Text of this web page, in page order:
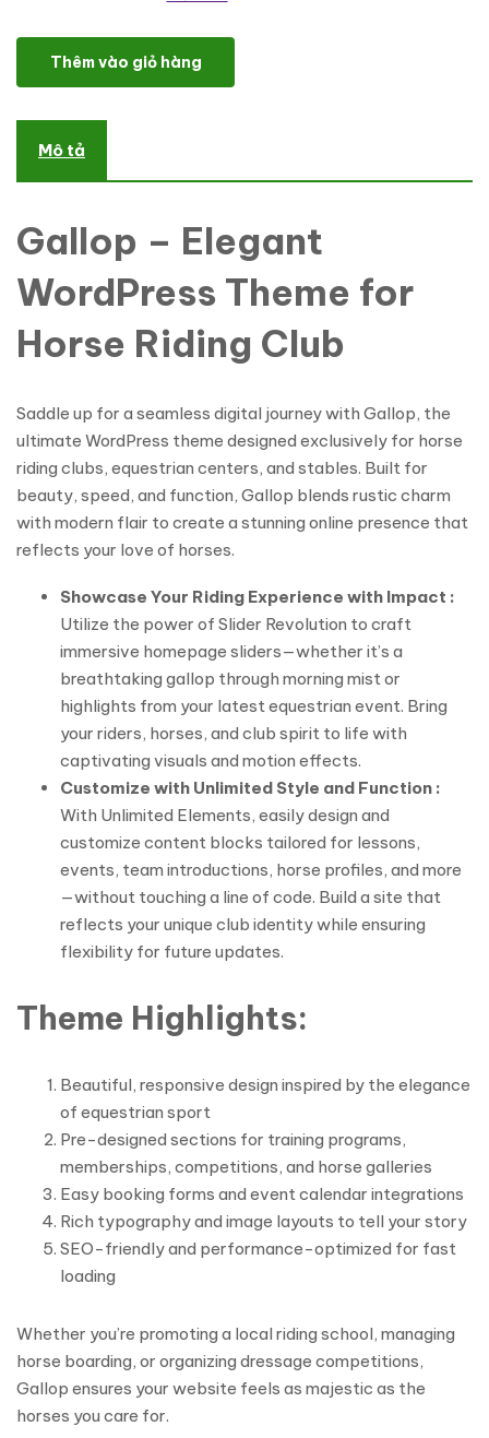
Gallop - Horse Riding Club WordPress Theme số lượng
Thêm vào giỏ hàng
Mô tả
Gallop – Elegant
WordPress Theme for
Horse Riding Club
Saddle up for a seamless digital journey with Gallop, the
ultimate WordPress theme designed exclusively for horse
riding clubs, equestrian centers, and stables. Built for
beauty, speed, and function, Gallop blends rustic charm
with modern flair to create a stunning online presence that
reflects your love of horses.
Showcase Your Riding Experience with Impact :
Utilize the power of Slider Revolution to craft
immersive homepage sliders—whether it’s a
breathtaking gallop through morning mist or
highlights from your latest equestrian event. Bring
your riders, horses, and club spirit to life with
captivating visuals and motion effects.
Customize with Unlimited Style and Function :
With Unlimited Elements, easily design and
customize content blocks tailored for lessons,
events, team introductions, horse profiles, and more
—without touching a line of code. Build a site that
reflects your unique club identity while ensuring
flexibility for future updates.
Theme Highlights:
Beautiful, responsive design inspired by the elegance
of equestrian sport
Pre-designed sections for training programs,
memberships, competitions, and horse galleries
Easy booking forms and event calendar integrations
Rich typography and image layouts to tell your story
SEO-friendly and performance-optimized for fast
loading
Whether you’re promoting a local riding school, managing
horse boarding, or organizing dressage competitions,
Gallop ensures your website feels as majestic as the
horses you care for.